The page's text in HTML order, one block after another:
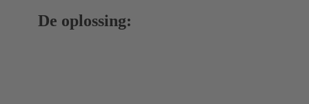
De oplossing: